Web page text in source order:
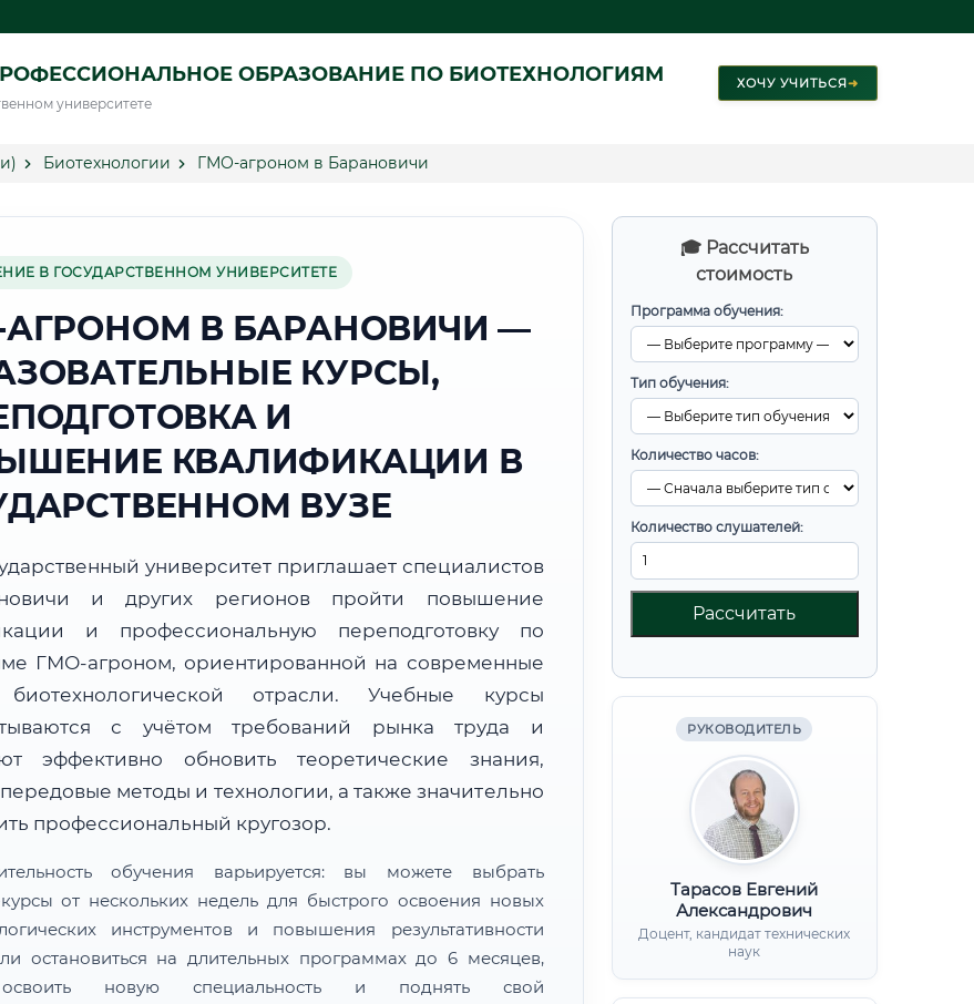
ОБРАЗОВАНИЕ ПО БИОТЕХНОЛОГИЯМ
университете
ХОЧУ УЧИТЬСЯ➜
Биотехнологии ГМО-агроном в Барановичи
🎓 Рассчитать
стоимость
Программа обучения:
Тип обучения:
Количество часов:
Количество слушателей:
Рассчитать
РУКОВОДИТЕЛЬ
Тарасов Евгений
Александрович
Доцент, кандидат технических
наук
В ГОСУДАРСТВЕННОМ УНИВЕРСИТЕТЕ
АГРОНОМ В БАРАНОВИЧИ —
КУРСЫ,
И
КВАЛИФИКАЦИИ В
ВУЗЕ
университет приглашает специалистов
и других регионов пройти повышение
и профессиональную переподготовку по
ГМО-агроном, ориентированной на современные
отрасли. Учебные курсы
с учётом требований рынка труда и
эффективно обновить теоретические знания,
методы и технологии, а также значительно
профессиональный кругозор.
обучения варьируется: вы можете выбрать
курсы от нескольких недель для быстрого освоения новых
инструментов и повышения результативности
остановиться на длительных программах до 6 месяцев,
новую специальность и поднять свой